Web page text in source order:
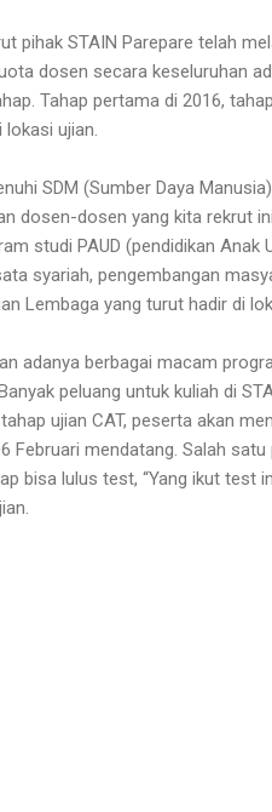
pihak STAIN Parepare telah
dosen secara keseluruhan
Tahap pertama di 2016,
ujian.
SDM (Sumber Daya
dosen-dosen yang kita rekrut
studi PAUD (pendidikan
syariah, pengembangan
Lembaga yang turut hadir di
adanya berbagai macam
peluang untuk kuliah di
ujian CAT, peserta akan
Februari mendatang. Salah
bisa lulus test, “Yang ikut test